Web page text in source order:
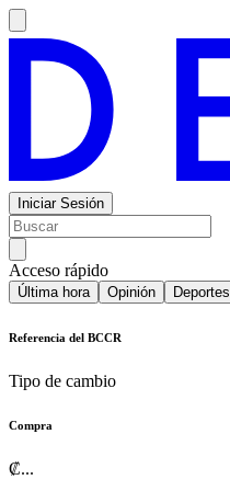
Iniciar Sesión
Acceso rápido
Última hora Opinión Deportes
Referencia del BCCR
Tipo de cambio
Compra
₡...